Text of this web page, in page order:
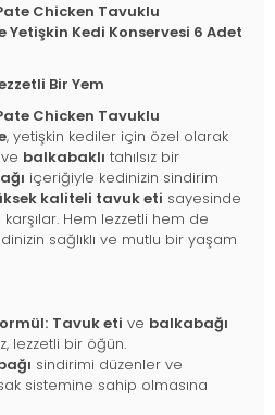
Chicken Tavuklu
Yetişkin Kedi Konservesi 6 Adet
Bir Yem
Chicken Tavuklu
, yetişkin kediler için özel olarak
ve balkabaklı tahılsız bir
içeriğiyle kedinizin sindirim
kaliteli tavuk eti sayesinde
karşılar. Hem lezzetli hem de
sağlıklı ve mutlu bir yaşam
Tavuk eti ve balkabağı
lezzetli bir öğün.
sindirimi düzenler ve
sistemine sahip olmasına